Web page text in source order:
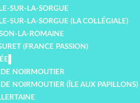
SUR-LA-SORGUE
SUR-LA-SORGUE (LA COLLÉGIALE)
LA-ROMAINE
(FRANCE PASSION)
NOIRMOUTIER
NOIRMOUTIER (ÎLE AUX PAPILLONS)